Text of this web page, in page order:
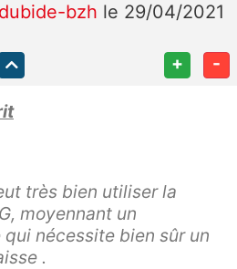
bzh le 29/04/2021
+ -
très bien utiliser la
moyennant un
nécessite bien sûr un
.